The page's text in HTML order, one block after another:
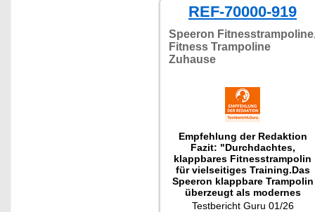
REF-70000-919
Speeron
Fitness Trampoline
Zuhause
Empfehlung der Redaktion
Fazit: "Durchdachtes,
klappbares Fitnesstrampolin
für vielseitiges Training.Das
Speeron klappbare Trampolin
überzeugt als modernes
Fitness Trampolin, das
Testbericht Guru 01/26